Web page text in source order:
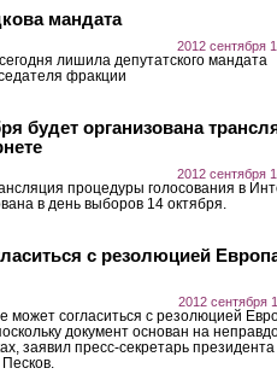
мандата
2012 сентября
лишила депутатского мандата
фракции
будет организована
2012 сентября
процедуры голосования в
в день выборов 14 октября.
с резолюцией
2012 сентября
может согласиться с резолюцией
документ основан на
заявил пресс-секретарь